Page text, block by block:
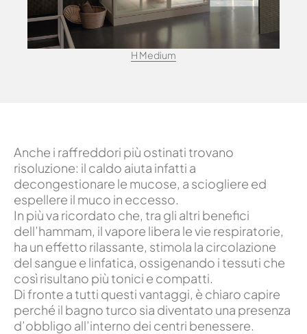
H Medium
Anche i raffreddori più ostinati trovano
risoluzione: il caldo aiuta infatti a
decongestionare le mucose, a sciogliere ed
espellere il muco in eccesso.
In più va ricordato che, tra gli altri benefici
dell’hammam, il vapore libera le vie respiratorie,
ha un effetto rilassante, stimola la circolazione
del sangue e linfatica, ossigenando i tessuti che
così risultano più tonici e compatti.
Di fronte a tutti questi vantaggi, è chiaro capire
perché il bagno turco sia diventato una presenza
d’obbligo all’interno dei centri benessere.